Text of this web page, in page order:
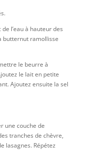
l’eau à hauteur des
butternut ramollisse
le beurre à
le lait en petite
Ajoutez ensuite la sel
une couche de
tranches de chèvre,
lasagnes. Répétez